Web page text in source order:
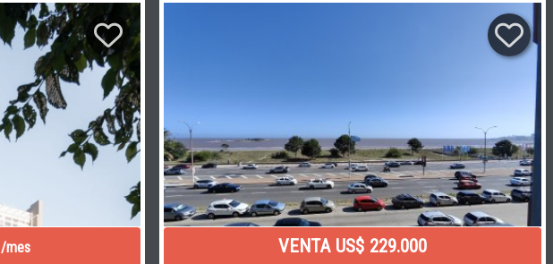
/mes VENTA US$ 229.000